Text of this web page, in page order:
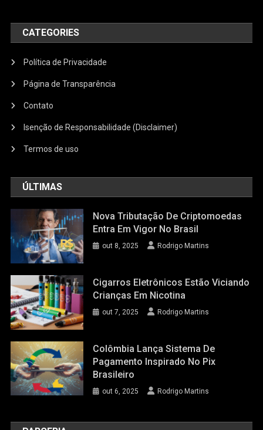
CATEGORIES
Política de Privacidade
Página de Transparência
Contato
Isenção de Responsabilidade (Disclaimer)
Termos de uso
ÚLTIMAS
Nova Tributação De Criptomoedas
Entra Em Vigor No Brasil
out 8, 2025 Rodrigo Martins
Cigarros Eletrônicos Estão Viciando
Crianças Em Nicotina
out 7, 2025 Rodrigo Martins
Colômbia Lança Sistema De
Pagamento Inspirado No Pix
Brasileiro
out 6, 2025 Rodrigo Martins